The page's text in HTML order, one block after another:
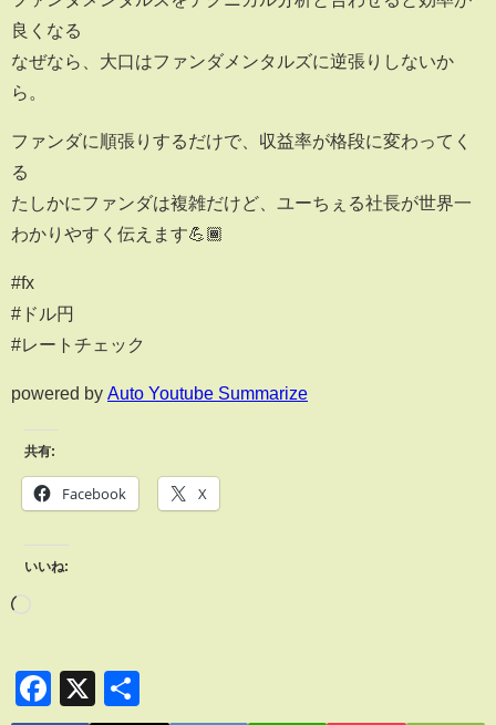
良くなる
なぜなら、大口はファンダメンタルズに逆張りしないか
ら。
ファンダに順張りするだけで、収益率が格段に変わってく
る
たしかにファンダは複雑だけど、ユーちぇる社長が世界一
わかりやすく伝えます💪🏾
#fx
#ドル円
#レートチェック
powered by Auto Youtube Summarize
共有:
Facebook X
いいね:
Facebook
X